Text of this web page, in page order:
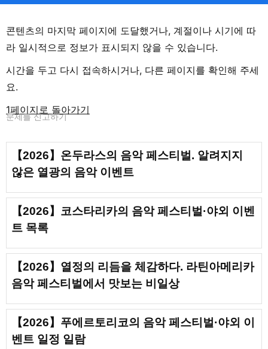
콘텐츠의 마지막 페이지에 도달했거나, 계절이나 시기에 따
라 일시적으로 정보가 표시되지 않을 수 있습니다.
시간을 두고 다시 접속하시거나, 다른 페이지를 확인해 주세
요.
1페이지로 돌아가기
문제를 신고하기
【2026】온두라스의 음악 페스티벌. 알려지지
않은 열광의 음악 이벤트
【2026】코스타리카의 음악 페스티벌·야외 이벤
트 목록
【2026】열정의 리듬을 체감하다. 라틴아메리카
음악 페스티벌에서 맛보는 비일상
【2026】푸에르토리코의 음악 페스티벌·야외 이
벤트 일정 일람